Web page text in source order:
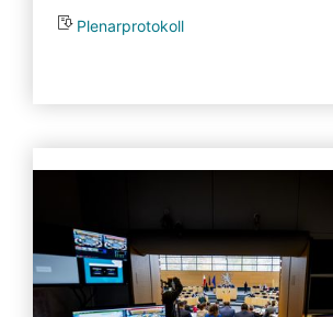
Plenarprotokoll